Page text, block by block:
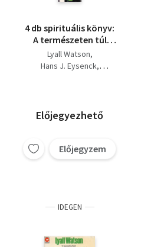
4 db spirituális könyv:
A természeten túl
+Beszélgetés a
meditációról +Ismerd
jelenségek.
Lyall Watson
Hans J. Eysenck
Előjegyezhető
Előjegyzem
IDEGEN